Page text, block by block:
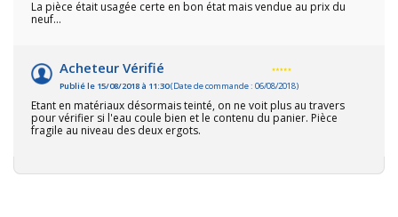
La pièce était usagée certe en bon état mais vendue au prix du
neuf...
Acheteur Vérifié
Publié le 15/08/2018 à 11:30(Date de commande : 06/08/2018)
Etant en matériaux désormais teinté, on ne voit plus au travers
pour vérifier si l'eau coule bien et le contenu du panier. Pièce
fragile au niveau des deux ergots.